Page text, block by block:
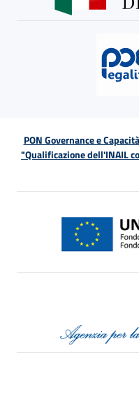
PON Governance e
"Qualificazione dell'INAIL